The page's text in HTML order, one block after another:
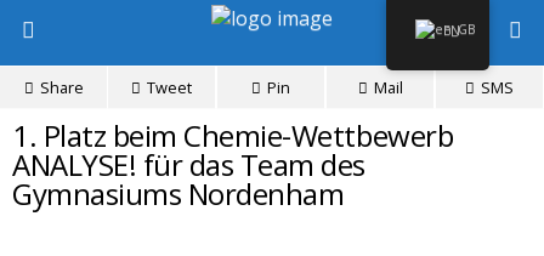
Share Tweet Pin Mail SMS
1. Platz beim Chemie-Wettbewerb
ANALYSE! für das Team des
Gymnasiums Nordenham
EN